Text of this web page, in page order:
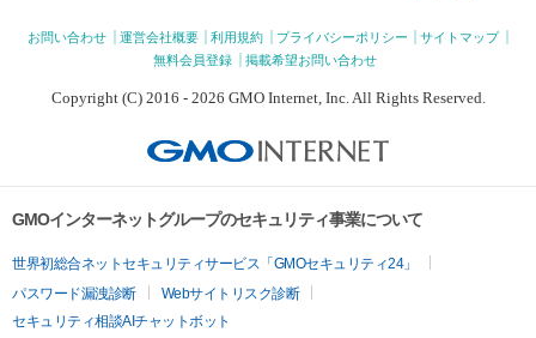
お問い合わせ 運営会社概要 利用規約 プライバシーポリシー
サイトマップ
無料会員登録
掲載希望お問い合わせ
Copyright (C) 2016 - 2026 GMO Internet, Inc. All Rights Reserved.
GMOインターネットグループのセキュリティ事業について
世界初総合ネットセキュリティサービス「GMOセキュリティ24」
パスワード漏洩診断
Webサイトリスク診断
セキュリティ相談AIチャットボット